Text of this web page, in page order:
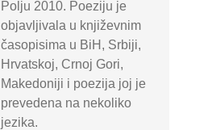
Polju 2010. Poeziju je
objavljivala u književnim
časopisima u BiH, Srbiji,
Hrvatskoj, Crnoj Gori,
Makedoniji i poezija joj je
prevedena na nekoliko
jezika.